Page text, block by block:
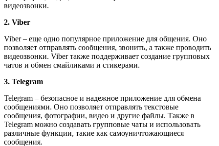
видеозвонки.
2. Viber
Viber – еще одно популярное приложение для общения. Оно
позволяет отправлять сообщения, звонить, а также проводить
видеозвонки. Viber также поддерживает создание групповых
чатов и обмен смайликами и стикерами.
3. Telegram
Telegram – безопасное и надежное приложение для обмена
сообщениями. Оно позволяет отправлять текстовые
сообщения, фотографии, видео и другие файлы. Также в
Telegram можно создавать групповые чаты и использовать
различные функции, такие как самоуничтожающиеся
сообщения.